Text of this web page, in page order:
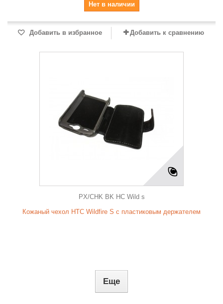
Нет в наличии
Добавить в избранное Добавить к сравнению
PX/CHK BK HC Wild s
Кожаный чехол HTC Wildfire S с пластиковым держателем
Еще